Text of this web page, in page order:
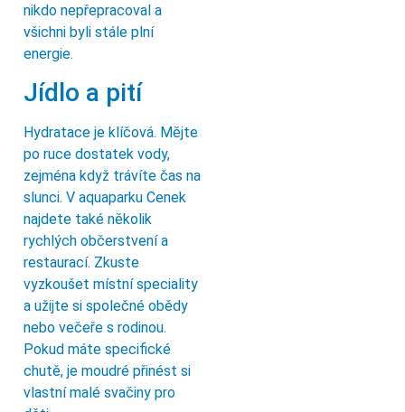
nikdo nepřepracoval a
všichni byli stále plní
energie.
Jídlo a pití
Hydratace je klíčová. Mějte
po ruce dostatek vody,
zejména když trávíte čas na
slunci. V aquaparku Cenek
najdete také několik
rychlých občerstvení a
restaurací. Zkuste
vyzkoušet místní speciality
a užijte si společné obědy
nebo večeře s rodinou.
Pokud máte specifické
chutě, je moudré přinést si
vlastní malé svačiny pro